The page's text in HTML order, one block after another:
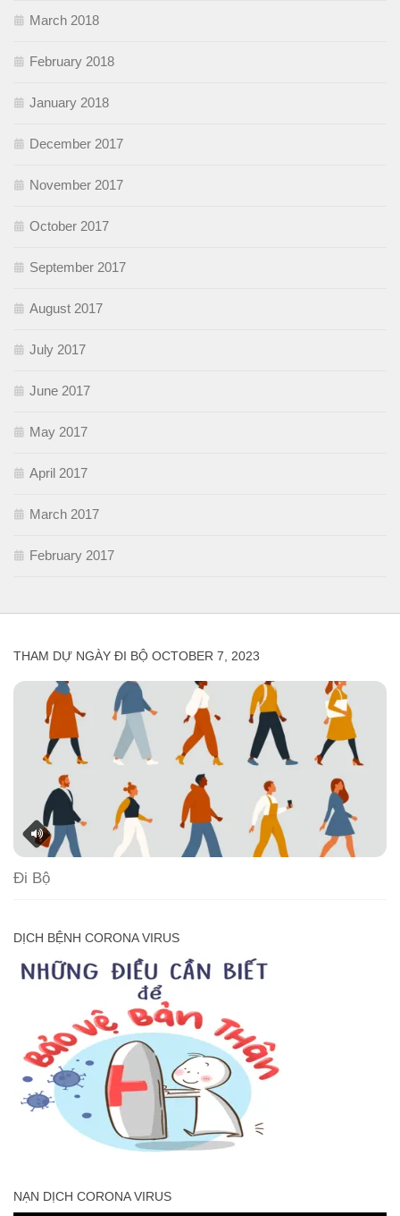
March 2018
February 2018
January 2018
December 2017
November 2017
October 2017
September 2017
August 2017
July 2017
June 2017
May 2017
April 2017
March 2017
February 2017
THAM DỰ NGÀY ĐI BỘ OCTOBER 7, 2023
Đi Bộ
DỊCH BỆNH CORONA VIRUS
NẠN DỊCH CORONA VIRUS